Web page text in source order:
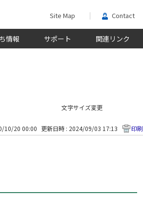
Site Map Contact
情報 サポート 関連リンク
文字サイズ変更
10/20 00:00 更新日時 : 2024/09/03 17:13 印刷